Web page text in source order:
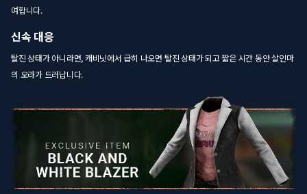
여합니다.
신속 대응
탈진 상태가 아니라면, 캐비닛에서 급히 나오면 탈진 상태가 되고 짧은 시간 동안 살인마
의 오라가 드러납니다.